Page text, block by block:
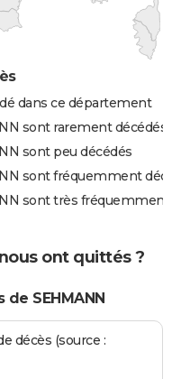
dans ce département
sont rarement décédés
sont peu décédés
sont fréquemment
sont très fréquemment
ont quittés ?
SEHMANN
décès (source :